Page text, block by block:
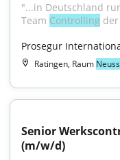
"...in Deutschland
Team Controlling
Prosegur
Ratingen, Raum Neuss
Senior
(m/w/d)